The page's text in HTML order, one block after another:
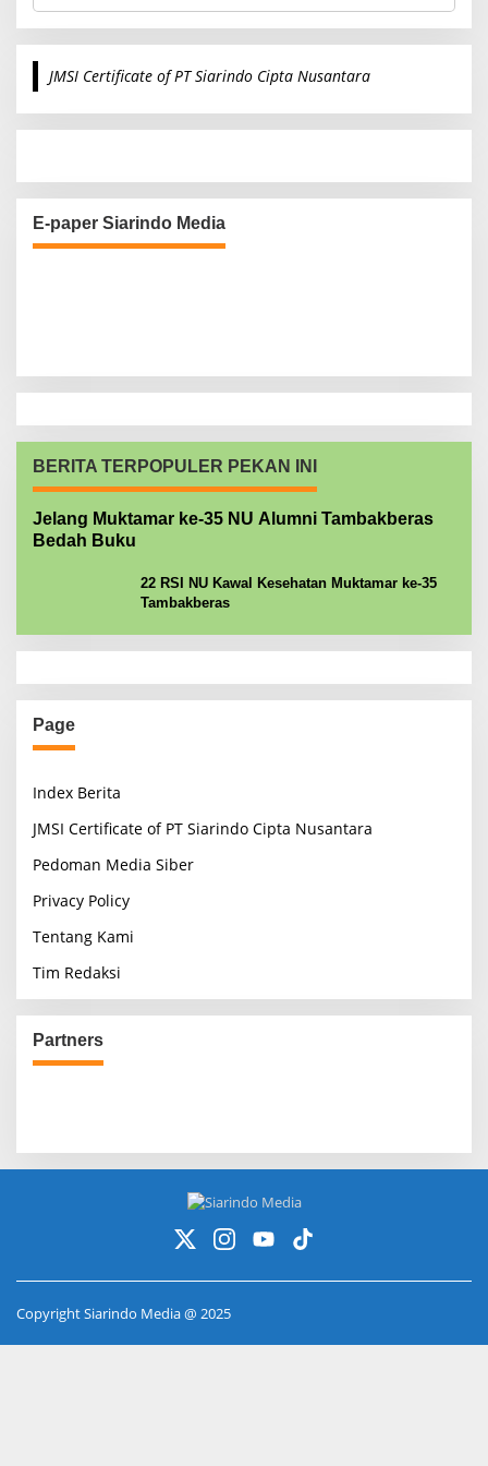
r
c
o
JMSI Certificate of PT Siarindo Cipta Nusantara
E-paper Siarindo Media
BERITA TERPOPULER PEKAN INI
Jelang Muktamar ke-35 NU Alumni Tambakberas
Bedah Buku
22 RSI NU Kawal Kesehatan Muktamar ke-35
Tambakberas
Page
Index Berita
JMSI Certificate of PT Siarindo Cipta Nusantara
Pedoman Media Siber
Privacy Policy
Tentang Kami
Tim Redaksi
Partners
Copyright Siarindo Media @ 2025